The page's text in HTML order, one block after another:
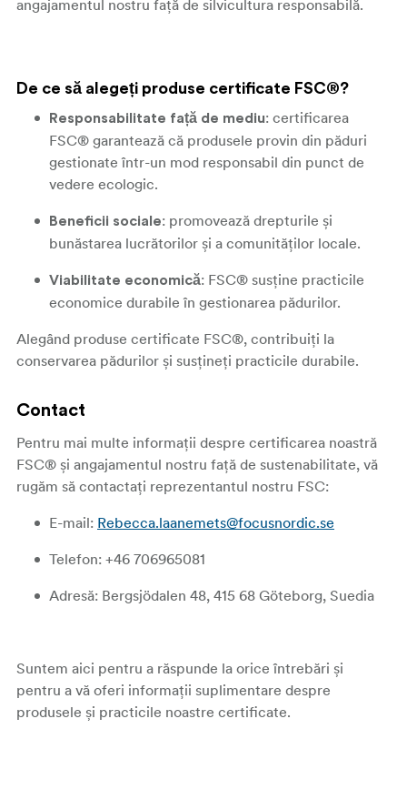
angajamentul nostru față de silvicultura responsabilă.
De ce să alegeți produse certificate FSC®?
Responsabilitate față de mediu: certificarea
FSC® garantează că produsele provin din păduri
gestionate într-un mod responsabil din punct de
vedere ecologic.
Beneficii sociale: promovează drepturile și
bunăstarea lucrătorilor și a comunităților locale.
Viabilitate economică: FSC® susține practicile
economice durabile în gestionarea pădurilor.
Alegând produse certificate FSC®, contribuiți la
conservarea pădurilor și susțineți practicile durabile.
Contact
Pentru mai multe informații despre certificarea noastră
FSC® și angajamentul nostru față de sustenabilitate, vă
rugăm să contactați reprezentantul nostru FSC:
E-mail: Rebecca.laanemets@focusnordic.se
Telefon: +46 706965081
Adresă: Bergsjödalen 48, 415 68 Göteborg, Suedia
Suntem aici pentru a răspunde la orice întrebări și
pentru a vă oferi informații suplimentare despre
produsele și practicile noastre certificate.